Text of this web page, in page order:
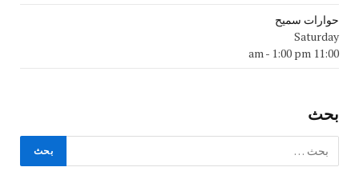
حوارات سميح
Saturday
11:00 am
- 1:00 pm
بحث